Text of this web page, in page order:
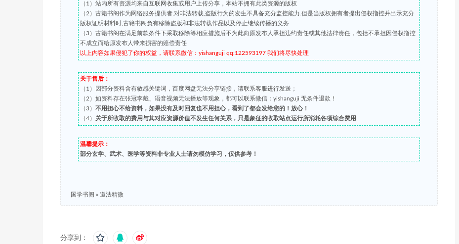
（1）站内所有资源均来自互联网收集或用户上传分享，本站不拥有此类资源的版权
（2）古籍书阁作为网络服务提供者,对非法转载,盗版行为的发生不具备充分监控能力.但是当版权拥有者提出侵权指控并出示充分
版权证明材料时,古籍书阁负有移除盗版和非法转载作品以及停止继续传播的义务
（3）古籍书阁在满足前款条件下采取移除等相应措施后不为此向原发布人承担违约责任或其他法律责任，包括不承担因侵权指控
不成立而给原发布人带来损害的赔偿责任
以上内容如果侵犯了你的权益，请联系微信：yishanguji qq:122593197 我们将尽快处理
关于售后：
（1）因部分资料含有敏感关键词，百度网盘无法分享链接，请联系客服进行发送；
（2）如资料存在张冠李戴、语音视频无法播放等现象，都可以联系微信：yishanguji 无条件退款！
（3） 不用担心不给资料，如果没有及时回复也不用担心，看到了都会发给您的！放心！
（4） 关于所收取的费用与其对应资源价值不发生任何关系，只是象征的收取站点运行所消耗各项综合费用
温馨提示：
部分玄学、武术、医学等资料非专业人士请勿模仿学习，仅供参考！
国学书阁 » 道法精微
分享到：